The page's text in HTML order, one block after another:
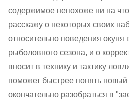
содержимое непохоже ни на
расскажу о некоторых своих
относительно поведения окуня
рыболовного сезона, и о
вносит в технику и тактику
поможет быстрее понять
окончательно разобраться в